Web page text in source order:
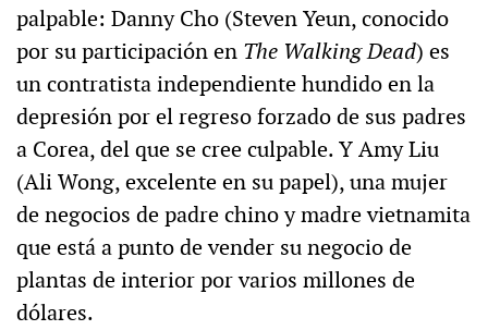
palpable: Danny Cho (Steven Yeun, conocido
por su participación en The Walking Dead) es
un contratista independiente hundido en la
depresión por el regreso forzado de sus padres
a Corea, del que se cree culpable. Y Amy Liu
(Ali Wong, excelente en su papel), una mujer
de negocios de padre chino y madre vietnamita
que está a punto de vender su negocio de
plantas de interior por varios millones de
dólares.